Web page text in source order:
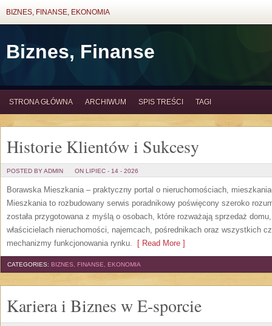
BIZNES, FINANSE, EKONOMIA
Biznes, Finanse
STRONA GŁÓWNA ARCHIWUM SPIS TREŚCI TAGI
Historie Klientów i Sukcesy
POSTED BY ADMIN ON LIPIEC - 14 - 2026
Borawska Mieszkania – praktyczny portal o nieruchomościach,
Mieszkania to rozbudowany serwis poradnikowy poświęcony szeroko
została przygotowana z myślą o osobach, które rozważają sprzedaż
właścicielach nieruchomości, najemcach, pośrednikach oraz wszystkich
mechanizmy funkcjonowania rynku. [ Read More ]
CATEGORIES: BIZNES, FINANSE, EKONOMIA
Kariera i Biznes w E-sporcie